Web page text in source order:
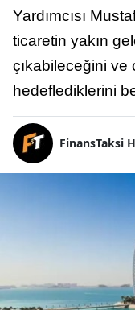
Yardımcısı
ticaretin yakın
çıkabileceğini ve
hedeflediklerini
FinansTaksi